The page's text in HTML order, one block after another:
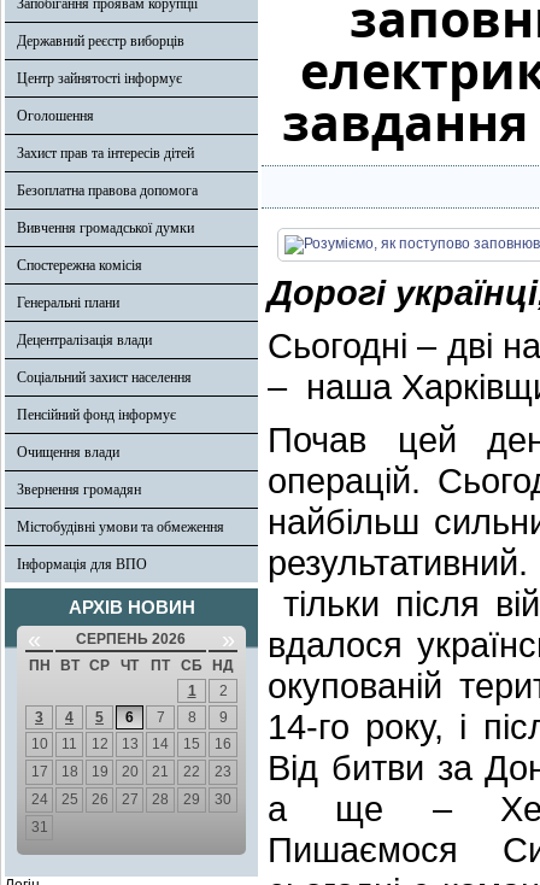
Запобігання проявам корупції
Державний реєстр виборців
Центр зайнятості інформує
Оголошення
Захист прав та інтересів дітей
Безоплатна правова допомога
Вивчення громадської думки
Спостережна комісія
Генеральні плани
Децентралізація влади
Соціальний захист населення
Пенсійний фонд інформує
Очищення влади
Звернення громадян
Містобудівні умови та обмеження
Інформація для ВПО
АРХІВ НОВИН
« СЕРПЕНЬ 2026 »
ПН ВТ СР ЧТ ПТ СБ
НД
1
2
3
4 5 6 7 8
9
10
11 12 13 14 15
16
17
18 19 20 21 22
23
24
25 26 27 28 29
30
31
Дорогі
Сьогодні – дві
– наша
Почав цей
операцій.
найбільш
тільки після
вдалося
окупованій
14-го року, і
Від битви за
а ще –
Пишаємося